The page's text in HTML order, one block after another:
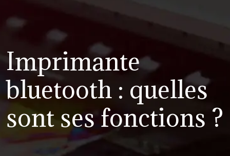
Imprimante
bluetooth : quelles
sont ses fonctions ?